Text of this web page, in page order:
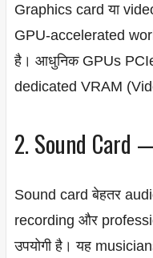
Graphics card या
GPU-accelerated
है। आधुनिक GPUs
dedicated VRAM
2. Sound Card
Sound card बेहतर
recording और
उपयोगी है। यह